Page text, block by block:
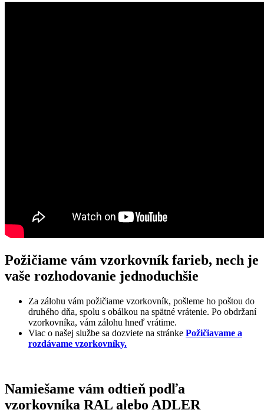
Požičiame vám vzorkovník farieb, nech je
vaše rozhodovanie jednoduchšie
Za zálohu vám požičiame vzorkovník, pošleme ho poštou do
druhého dňa, spolu s obálkou na spätné vrátenie. Po obdržaní
vzorkovníka, vám zálohu hneď vrátime.
Viac o našej službe sa dozviete na stránke Požičiavame a
rozdávame vzorkovníky.
Namiešame vám odtieň podľa
vzorkovníka RAL alebo ADLER